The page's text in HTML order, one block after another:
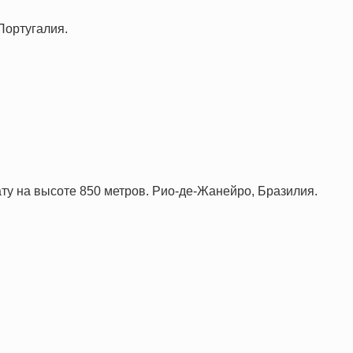
на высоте 850 метров. Рио-де-Жанейро, Бразилия.